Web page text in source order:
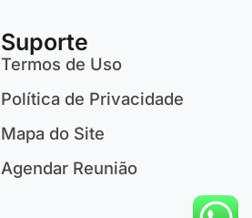
Suporte
Termos de Uso
Política de Privacidade
Mapa do Site
Agendar Reunião